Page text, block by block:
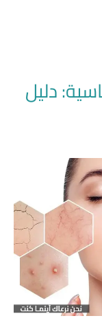
دليل